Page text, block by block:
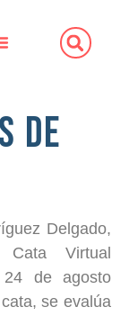
de
Delgado,
Virtual
24 de agosto
se evalúa